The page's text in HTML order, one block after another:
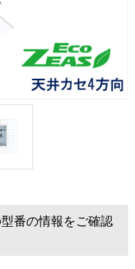
番の情報をご確認